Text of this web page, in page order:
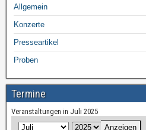
Allgemein
Konzerte
Presseartikel
Proben
Termine
Veranstaltungen in Juli 2025